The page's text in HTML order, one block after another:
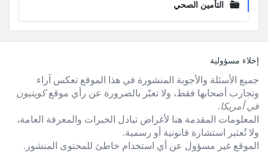
التأمين الصحي
الفوترإخلاء مسؤولية
جميع الأسئلة والأجوبة المنشورة في هذا الموقع تعكس آراء
وتجارب أصحابها فقط، ولا تعبّر بالضرورة عن رأي موقعكويتيون
في أمريكا.
المعلومات المقدمة هنا لأغراض تبادل الخبرات والمعرفة العامة،
ولا تُعتبر استشارة قانونية أو رسمية.
الموقع غير مسؤول عن أي استخدام خاطئ للمحتوى المنشور.